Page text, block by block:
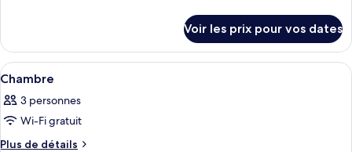
de
chambre :
Chambre
le
type
de
Chambre
Voir les prix pour vos dates
Afficher
toutes
les
photos
pour
Une chambre d’hôtel avec deux lits,
1
Chambre
3 personnes
Wi-Fi gratuit
Plus de détails
Plus